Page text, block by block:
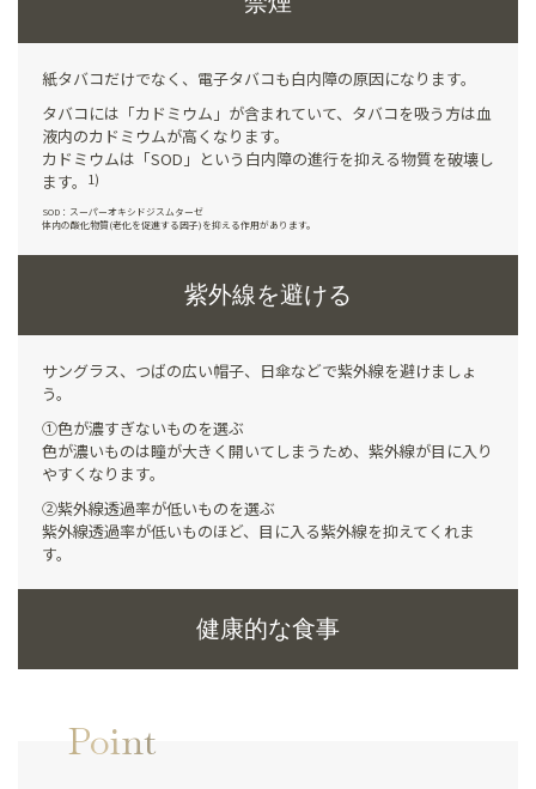
紙タバコだけでなく、電子タバコも白内障の原因になります。
タバコには「カドミウム」が含まれていて、タバコを吸う方は血
液内のカドミウムが高くなります。
カドミウムは「SOD」という白内障の進行を抑える物質を破壊し
ます。
1)
SOD：スーパーオキシドジスムターゼ
体内の酸化物質(老化を促進する因子)を抑える作用があります。
Raju et al. Br J Ophthalmol. 2006 Jul 12;90(11):1374–
紫外線を避ける
サングラス、つばの広い帽子、日傘などで紫外線を避けましょ
う。
①色が濃すぎないものを選ぶ
色が濃いものは瞳が大きく開いてしまうため、紫外線が目に入り
やすくなります。
②紫外線透過率が低いものを選ぶ
紫外線透過率が低いものほど、目に入る紫外線を抑えてくれま
す。
健康的な食事
Point